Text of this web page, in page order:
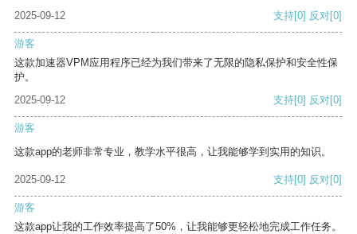
2025-09-12 支持[0] 反对[0]
游客
这款加速器VPM应用程序已经为我们带来了无限的隐私保护和安全性保
护。
2025-09-12
支持[0] 反对[0]
游客
这款app的老师非常专业，教学水平很高，让我能够学到实用的知识。
2025-09-12 支持[0] 反对[0]
游客
这款app让我的工作效率提高了50%，让我能够更轻松地完成工作任务。